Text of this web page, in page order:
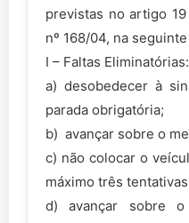
previstas no artigo
nº 168/04, na
I – Faltas Eliminatórias:
a) desobedecer à
parada obrigatória;
b) avançar sobre o
c) não colocar o
máximo três
d) avançar sobre o